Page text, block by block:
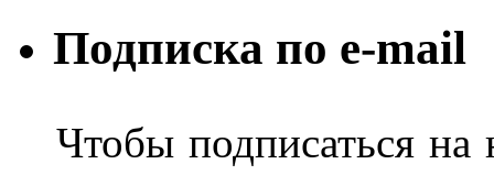
Подписка по e-mail
Чтобы подписаться на